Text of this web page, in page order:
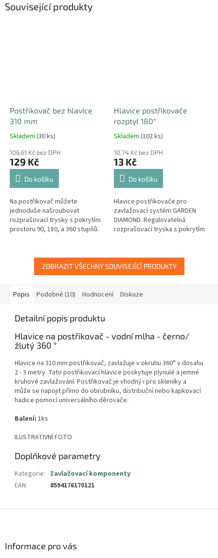
Související produkty
Postřikovač bez hlavice
310 mm
Skladem (30 ks)
106,61 Kč bez DPH
129 Kč
Do košíku
Na postřikovač můžete
jednoduše našroubovat
rozprašovací trysky s pokrytím
prostoru 90, 180, a 360 stupňů.
Hlavice postřikovače
rozptyl 180°
Skladem (102 ks)
10,74 Kč bez DPH
13 Kč
Do košíku
Hlavice postřikovače pro
zavlažovací systém GARDEN
DIAMOND. Regulovatelná
rozprašovací tryska s pokrytím
ZOBRAZIT VŠECHNY SOUVISEJÍCÍ PRODUKTY
Popis Podobné (10) Hodnocení Diskuze
Detailní popis produktu
Hlavice na postřikovač - vodní mlha - černo/
žlutý 360 °
Hlavice na 310 mm postřikovač, zavlažuje v okruhu 360° v dosahu
2 - 3 metry. Tato postřikovací hlavice poskytuje plynulé a jemné
kruhové zavlažování. Postřikovač je vhodný i pro skleníky a
může se napojit přímo do obrubníku, distribuční nebo kapkovací
hadice pomocí universálního děrovače.
Balení: 1ks
ILUSTRATIVNÍ FOTO
Doplňkové parametry
Kategorie: Zavlažovací komponenty
EAN: 8594176170121
Informace pro vás